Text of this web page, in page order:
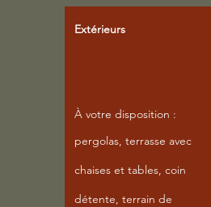
Extérieurs
À votre disposition :
pergolas, terrasse avec
chaises et tables, coin
détente, terrain de